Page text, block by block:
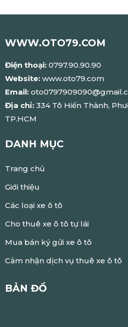
WWW.OTO79.COM
Điện thoại: 0797.90.90.90
Website: www.oto79.com
Email:
Địa chỉ: 334 Tô Hiến Thành,
TP.HCM
DANH MỤC
Trang chủ
Giới thiệu
Các loại xe ô tô
Cho thuê xe ô tô tự lái
Mua bán ký gửi xe ô tô
Cảm nhận dịch vụ thuê xe ô tô
BẢN ĐỒ